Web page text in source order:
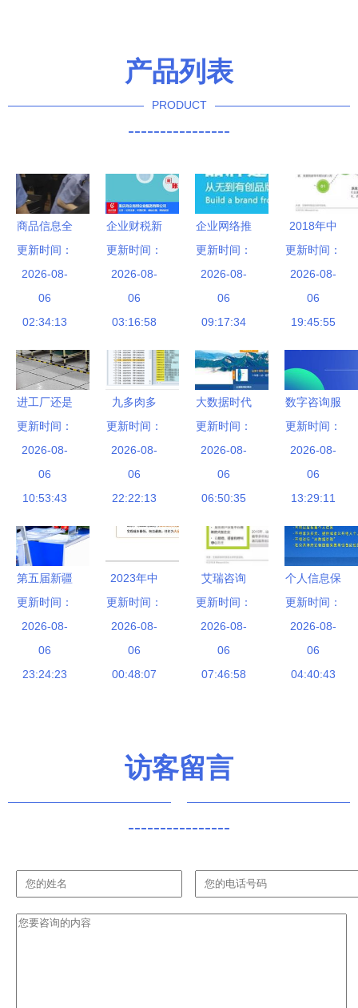
产品列表
PRODUCT
----------------
商品信息全
清空、拒抽
检还回避质
疑 无印良
品“一剪
到底想瞒什
么？
更新时间：
2026-08-
06
02:34:13
企业财税新
选择 解析
代理记账价
格与服务价
值——以向
咨询为例
更新时间：
2026-08-
06
03:16:58
企业网络推
广策略详解
与北京优质
信息咨询服
务推荐
更新时间：
2026-08-
06
09:17:34
2018年中
国长租服务
行业深度洞
察与发展趋
势——艾瑞
告解读
更新时间：
2026-08-
06
19:45:55
进工厂还是
做服务生
一份务实的
选择指南
更新时间：
2026-08-
06
10:53:43
九多肉多
数智化引擎
护航食品安
全，打造信
息咨询服务
更新时间：
2026-08-
06
22:22:13
大数据时代
的搜索引擎
营销 看谁
在裸奔——
从一则供应
线上营销的
机遇与挑战
更新时间：
2026-08-
06
06:50:35
数字咨询服
务部 引领
未来，赋能
企业信息咨
询服务新高
更新时间：
2026-08-
06
13:29:11
第五届新疆
国际节能环
保博览会
信息咨询服
务引领绿色
更新时间：
2026-08-
06
23:24:23
2023年中
国品牌电商
服务行业研
究报告 信
息咨询服务
更新时间：
2026-08-
06
00:48:07
艾瑞咨询
《2018年
中国通讯云
服务行业研
究报告》深
更新时间：
2026-08-
06
07:46:58
个人信息保
护法实施
告别大数据
杀熟，迎接
信息安全新
更新时间：
2026-08-
06
04:40:43
访客留言
----------------